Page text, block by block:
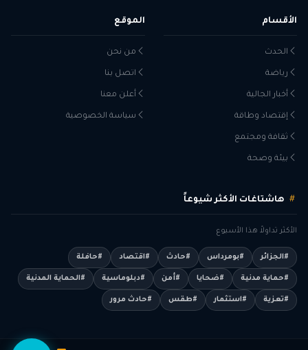
الأقسام
الحدث
رياضة
أخبار الجالية
إقتصاد وطاقة
ثقافة ومجتمع
بيئة وصحة
الموقع
من نحن
اتصل بنا
أعلن معنا
سياسة الخصوصية
هاشتاغات الأكثر شيوعاً
الأكثر تداولاً هذا الأسبوع
#الجزائر #بومرداس #حادث #اقتصاد #حافلة
#حماية مدنية #ضحايا #أمن #دبلوماسية #الحماية المدنية
#تعزية #استثمار #طقس #حادث مرور